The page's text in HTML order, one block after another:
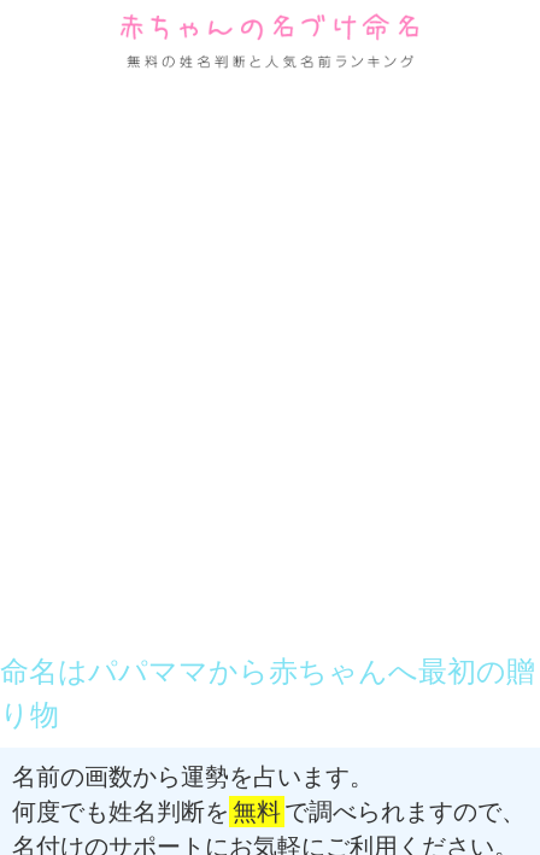
命名はパパママから赤ちゃんへ最初の贈
り物
名前の画数から運勢を占います。
何度でも姓名判断を 無料で調べられますので、
名付けのサポートにお気軽にご利用ください。